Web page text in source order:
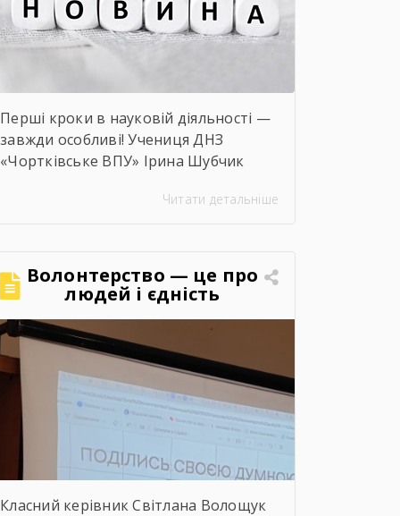
Перші кроки в науковій діяльності —
завжди особливі! Учениця ДНЗ
«Чортківське ВПУ» Ірина Шубчик
захисту науково-дослідницьких робіт
господарства Чортківського
району».Дослідження виконане під
вирізняється актуальністю теми,
ґрунтовним аналізом та прагненням
осмислити сучасні виклики й
перспективи розвитку аграрної
сфери Чортківського […]
Читати детальніше
Волонтерство — це про
людей і єдність
Класний керівник Світлана Волощук